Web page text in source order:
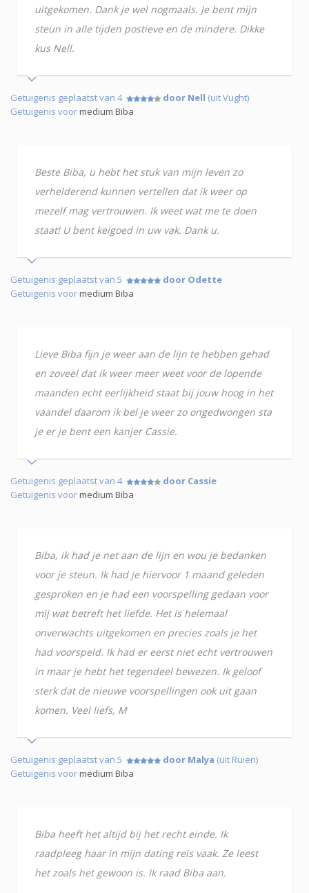
uitgekomen. Dank je wel nogmaals. Je bent mijn
steun in alle tijden postieve en de mindere. Dikke
kus Nell.
Getuigenis geplaatst van 4 door Nell (uit Vught)
Getuigenis voormedium Biba
Beste Biba, u hebt het stuk van mijn leven zo
verhelderend kunnen vertellen dat ik weer op
mezelf mag vertrouwen. Ik weet wat me te doen
staat! U bent keigoed in uw vak. Dank u.
Getuigenis geplaatst van 5
door Odette
Getuigenis voormedium Biba
Lieve Biba fijn je weer aan de lijn te hebben gehad
en zoveel dat ik weer meer weet voor de lopende
maanden echt eerlijkheid staat bij jouw hoog in het
vaandel daarom ik bel je weer zo ongedwongen sta
je er je bent een kanjer Cassie.
Getuigenis geplaatst van 4
door Cassie
Getuigenis voormedium Biba
Biba, ik had je net aan de lijn en wou je bedanken
voor je steun. Ik had je hiervoor 1 maand geleden
gesproken en je had een voorspelling gedaan voor
mij wat betreft het liefde. Het is helemaal
onverwachts uitgekomen en precies zoals je het
had voorspeld. Ik had er eerst niet echt vertrouwen
in maar je hebt het tegendeel bewezen. Ik geloof
sterk dat de nieuwe voorspellingen ook uit gaan
komen. Veel liefs, M
Getuigenis geplaatst van 5 door Malya (uit Ruien)
Getuigenis voormedium Biba
Biba heeft het altijd bij het recht einde. Ik
raadpleeg haar in mijn dating reis vaak. Ze leest
het zoals het gewoon is. Ik raad Biba aan.